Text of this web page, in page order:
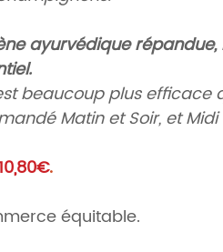
ayurvédique
beaucoup plus efficace
Matin et Soir, et Midi
10,80€.
équitable.